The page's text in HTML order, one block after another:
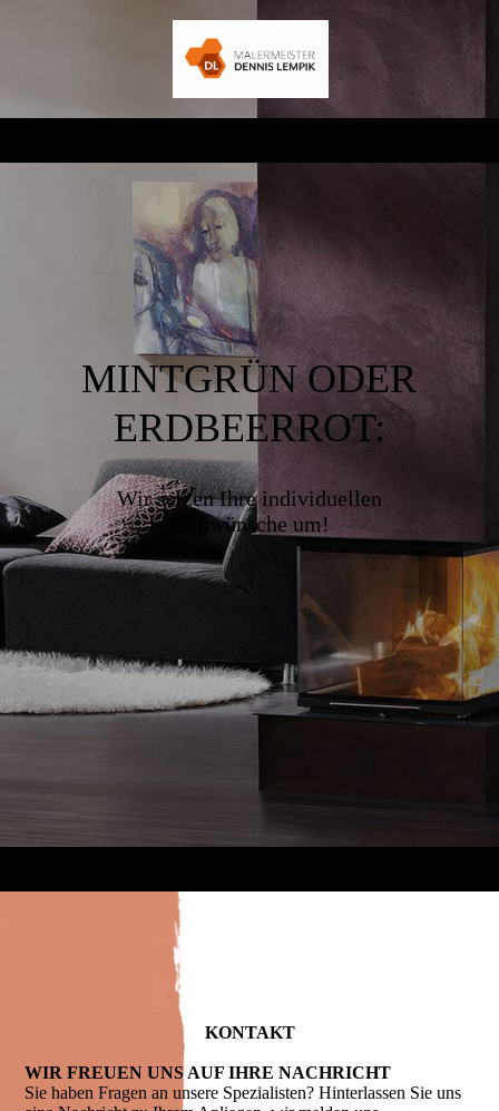
MINTGRÜN ODER
ERDBEERROT:
Wir setzen Ihre individuellen
Farbwünsche um!
KONTAKT
WIR FREUEN UNS AUF IHRE NACHRICHT
Sie haben Fragen an unsere Spezialisten? Hinterlassen Sie uns